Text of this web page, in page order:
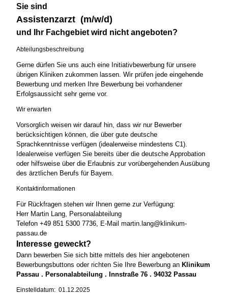
Sie sind
Assistenzarzt (m/w/d)
und Ihr Fachgebiet wird nicht angeboten?
Abteilungsbeschreibung
Gerne dürfen Sie uns auch eine Initiativbewerbung für unsere
übrigen Kliniken zukommen lassen. Wir prüfen jede eingehende
Bewerbung und merken Ihre Bewerbung bei vorhandener
Erfolgsaussicht sehr gerne vor.
Wir erwarten
Vorsorglich weisen wir darauf hin, dass wir nur Bewerber
berücksichtigen können, die über gute deutsche
Sprachkenntnisse verfügen (idealerweise mindestens C1).
Idealerweise verfügen Sie bereits über die deutsche Approbation
oder hilfsweise über die Erlaubnis zur vorübergehenden Ausübung
des ärztlichen Berufs für Bayern.
Kontaktinformationen
Für Rückfragen stehen wir Ihnen gerne zur Verfügung:
Herr Martin Lang, Personalabteilung
Telefon +49 851 5300 7736, E-Mail martin.lang@klinikum-
passau.de
Interesse geweckt?
Dann bewerben Sie sich bitte mittels des hier angebotenen
Bewerbungsbuttons oder richten Sie Ihre Bewerbung an Klinikum
Passau . Personalabteilung . Innstraße 76 . 94032 Passau
Einstelldatum: 01.12.2025